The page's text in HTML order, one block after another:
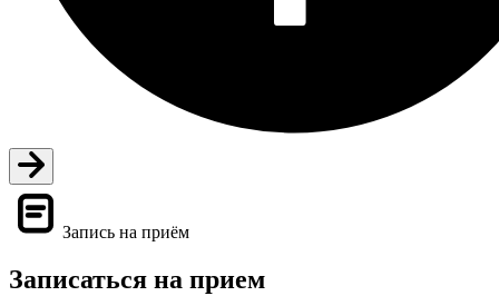
Запись на приём
Записаться на прием